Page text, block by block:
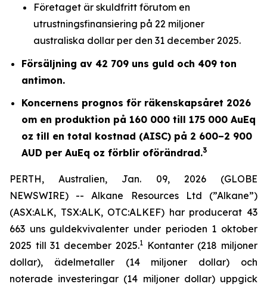
Företaget är skuldfritt förutom en
utrustningsfinansiering på 22 miljoner
australiska dollar per den 31 december 2025.
Försäljning av 42 709 uns guld och 409 ton
antimon.
Koncernens prognos för räkenskapsåret 2026
om en produktion på 160 000 till 175 000 AuEq
oz till en total kostnad (AISC) på 2 600–2 900
AUD per AuEq oz förblir oförändrad.3
PERTH, Australien, Jan. 09, 2026 (GLOBE
NEWSWIRE) -- Alkane Resources Ltd (”Alkane”)
(ASX:ALK, TSX:ALK, OTC:ALKEF) har producerat 43
663 uns guldekvivalenter under perioden 1 oktober
2025 till 31 december 2025.1Kontanter (218 miljoner
dollar), ädelmetaller (14 miljoner dollar) och
noterade investeringar (14 miljoner dollar) uppgick